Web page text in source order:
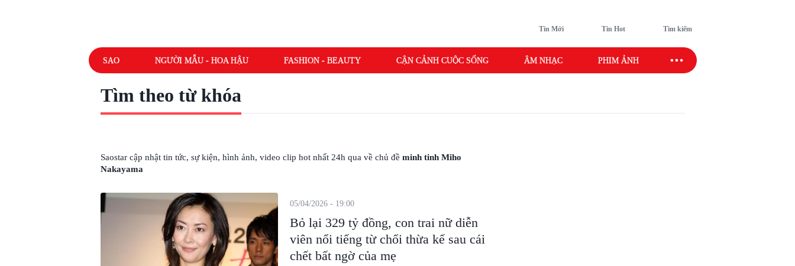
Tin Mới Tin Hot Tìm kiếm
SAO NGƯỜI MẪU - HOA HẬU FASHION - BEAUTY CẬN CẢNH CUỘC SỐNG ÂM NHẠC PHIM ẢNH SAO SPORT
Tìm theo từ khóa
Saostar cập nhật tin tức, sự kiện, hình ảnh, video clip hot nhất 24h qua về chủ đề minh tinh Miho
Nakayama
Bỏ lại 329 tỷ đồng, con trai nữ diễn
viên nổi tiếng từ chối thừa kế sau cái
chết bất ngờ của mẹ
05/04/2026 - 19:00